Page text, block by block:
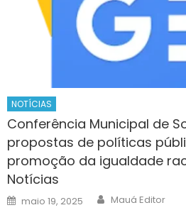
NOTÍCIAS
Conferência Municipal de
propostas de políticas
promoção da igualdade
Notícias
Posted
on
maio 19, 2025 Author
Mauá Editor